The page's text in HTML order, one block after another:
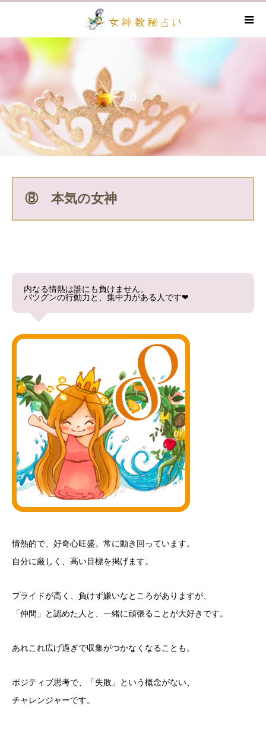
8
⑧ 本気の女神
内なる情熱は誰にも負けません。
バツグンの行動力と、集中力がある人です❤
情熱的で、好奇心旺盛。常に動き回っています。
自分に厳しく、高い目標を掲げます。
プライドが高く、負けず嫌いなところがありますが、
「仲間」と認めた人と、一緒に頑張ることが大好きです。
あれこれ広げ過ぎで収集がつかなくなることも。
ポジティブ思考で、「失敗」という概念がない、
チャレンジャーです。